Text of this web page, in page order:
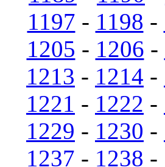
1197 - 1198 -
1205 - 1206 -
1213 - 1214 -
1221 - 1222 -
1229 - 1230 -
1237 - 1238 -